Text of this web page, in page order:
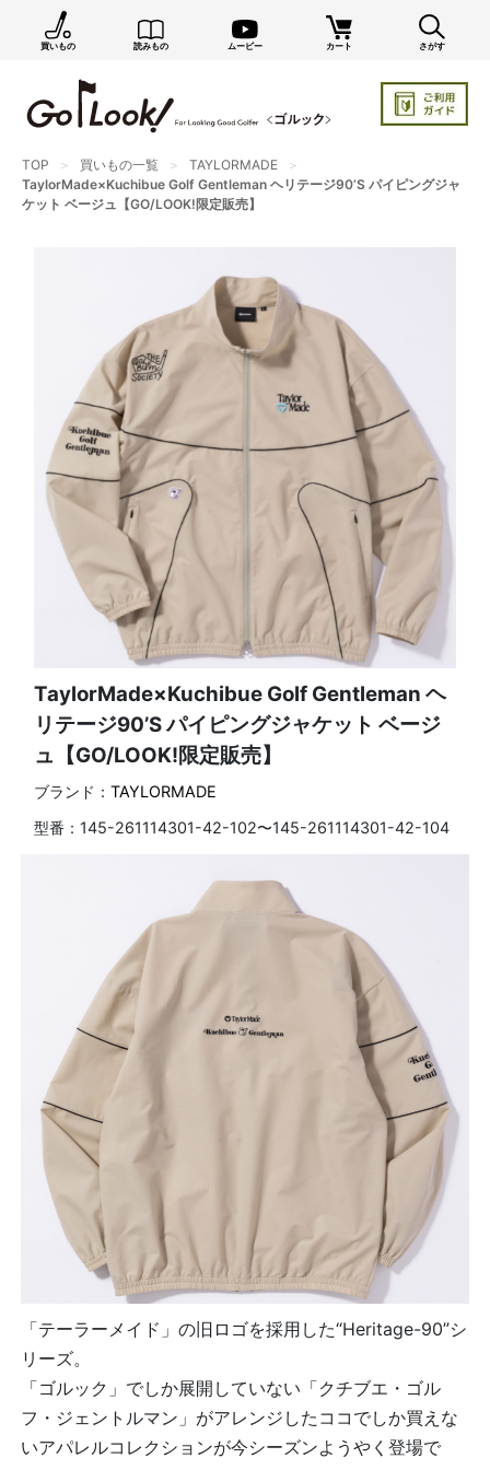
買いもの 読みもの ムービー カート さがす
TOP 買いもの一覧
TAYLORMADE
TaylorMade×Kuchibue Golf Gentleman ヘリテージ90’S パイピングジャ
ケット ベージュ【GO/LOOK!限定販売】
TaylorMade×Kuchibue Golf Gentleman ヘ
リテージ90’S パイピングジャケット ベージ
ュ【GO/LOOK!限定販売】
ブランド：TAYLORMADE
型番： 145-261114301-42-102〜145-261114301-42-104
「テーラーメイド」の旧ロゴを採用した“Heritage-90”シ
リーズ。
「ゴルック」でしか展開していない「クチブエ・ゴル
フ・ジェントルマン」がアレンジしたココでしか買えな
いアパレルコレクションが今シーズンようやく登場で
×
GO/LOOK! からのお知らせ（受信設定）
新商品情報や編集部のオススメ、オトクな情報・買い
まだご登録でない方はぜひ！
店長ジャック厳選の新作商品情報をいち早くお届け（メルマガ）
お知らせを受け取る
いつでもメール内のリンクから配信停止できます